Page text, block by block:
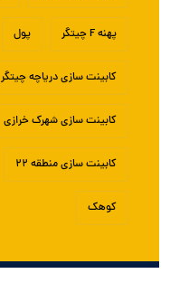
پهنه F چیتگر پول
کابینت سازی دریاچه چیتگر
کابینت سازی شهرک خرازی
کابینت سازی منطقه ۲۲
کوهک